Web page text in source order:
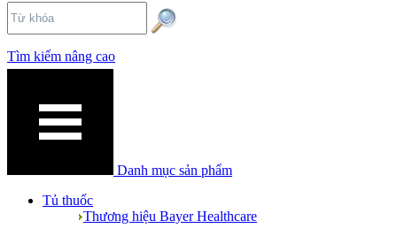
Tìm kiếm nâng cao
Danh mục sản phẩm
Tủ thuốc
Thương hiệu Bayer Healthcare